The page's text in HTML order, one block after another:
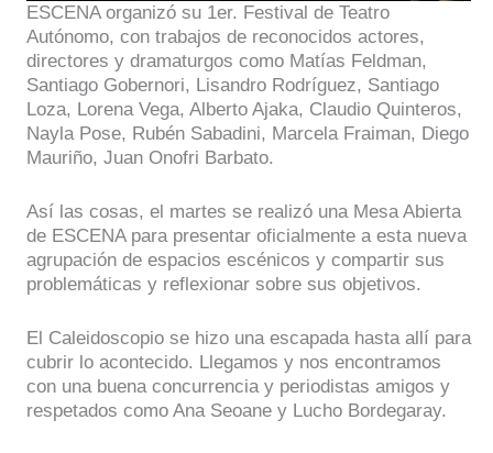
ESCENA organizó su 1er. Festival de Teatro
Autónomo, con trabajos de reconocidos actores,
directores y dramaturgos como Matías Feldman,
Santiago Gobernori, Lisandro Rodríguez, Santiago
Loza, Lorena Vega, Alberto Ajaka, Claudio Quinteros,
Nayla Pose, Rubén Sabadini, Marcela Fraiman, Diego
Mauriño, Juan Onofri Barbato.
Así las cosas, el martes se realizó una Mesa Abierta
de ESCENA para presentar oficialmente a esta nueva
agrupación de espacios escénicos y compartir sus
problemáticas y reflexionar sobre sus objetivos.
El Caleidoscopio se hizo una escapada hasta allí para
cubrir lo acontecido. Llegamos y nos encontramos
con una buena concurrencia y periodistas amigos y
respetados como Ana Seoane y Lucho Bordegaray.